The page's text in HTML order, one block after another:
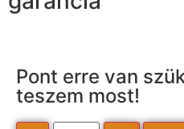
Pont erre van
teszem most!